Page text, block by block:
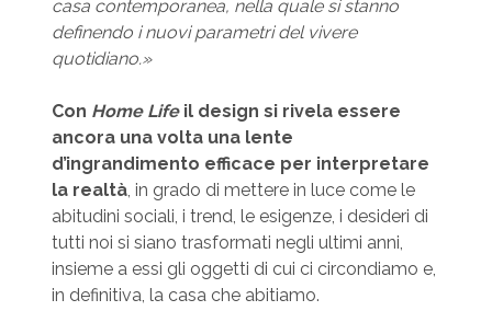
casa contemporanea, nella quale si stanno
definendo i nuovi parametri del vivere
quotidiano.»
Con Home Lifeil design si rivela essere
ancora una volta una lente
d’ingrandimento efficace per interpretare
la realtà, in grado di mettere in luce come le
abitudini sociali, i trend, le esigenze, i desideri di
tutti noi si siano trasformati negli ultimi anni,
insieme a essi gli oggetti di cui ci circondiamo e,
in definitiva, la casa che abitiamo.